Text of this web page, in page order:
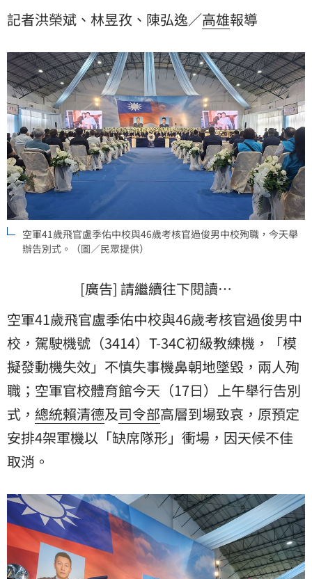
場，因天候不佳取消。
記者洪榮斌、林昱孜、陳弘逸／高雄報導
空軍41歲飛官盧季佑中校與46歲考核官過俊男中校殉職，今天舉
辦告別式。（圖／民眾提供）
[廣告] 請繼續往下閱讀…
空軍41歲飛官盧季佑中校與46歲考核官過俊男中
校，駕駛機號（3414）T-34C初級教練機，「模
擬發動機失效」不慎失事機鼻朝地墜毀，兩人殉
職；空軍官校體育館今天（17日）上午舉行告別
式， 總統賴清德及司令部高層到場致哀，原預定
安排4架軍機以「缺席隊形」衝場，因天候不佳
取消。